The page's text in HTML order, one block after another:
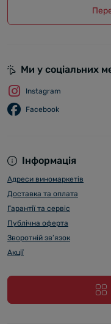
Інформація
Адреси виномаркетів
Доставка та оплата
Гарантії та сервіс
Публічна оферта
Зворотній зв’язок
Акції
Ми у соціальних
Instagram
Facebook